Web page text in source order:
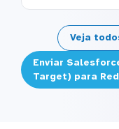
Veja
Enviar
Target) para